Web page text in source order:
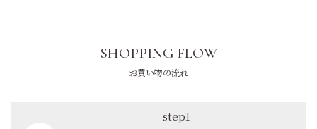
SHOPPING FLOW
お買い物の流れ
step1